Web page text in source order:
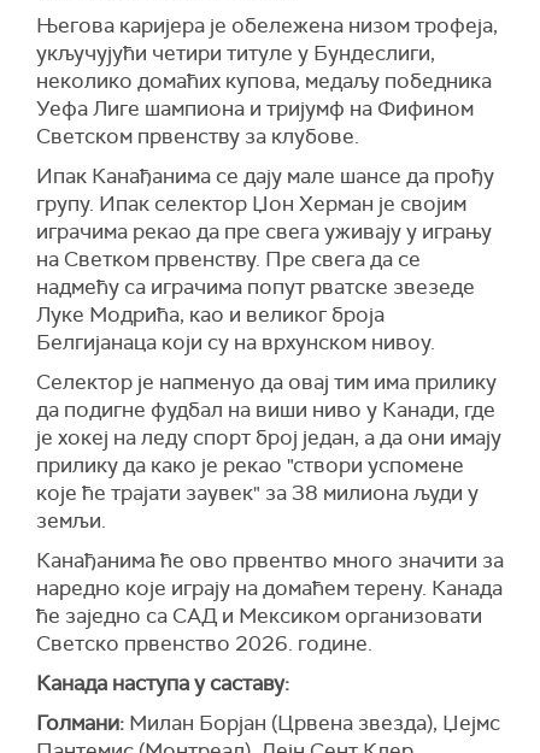
Његова каријера је обележена низом трофеја,
укључујући четири титуле у Бундеслиги,
неколико домаћих купова, медаљу победника
Уефа Лиге шампиона и тријумф на Фифином
Светском првенству за клубове.
Ипак Канађанима се дају мале шансе да прођу
групу. Ипак селектор Џон Херман је својим
играчима рекао да пре свега уживају у игрању
на Светком првенству. Пре свега да се
надмећу са играчима попут рватске звезеде
Луке Модрића, као и великог броја
Белгијанаца који су на врхунском нивоу.
Селектор је напменуо да овај тим има прилику
да подигне фудбал на виши ниво у Канади, где
је хокеј на леду спорт број један, а да они имају
прилику да како је рекао "створи успомене
које ће трајати заувек" за 38 милиона људи у
земљи.
Канађанима ће ово првентво много значити за
наредно које играју на домаћем терену. Канада
ће заједно са САД и Мексиком организовати
Светско првенство 2026. године.
Канада наступа у саставу:
Голмани: Милан Борјан (Црвена звезда), Џејмс